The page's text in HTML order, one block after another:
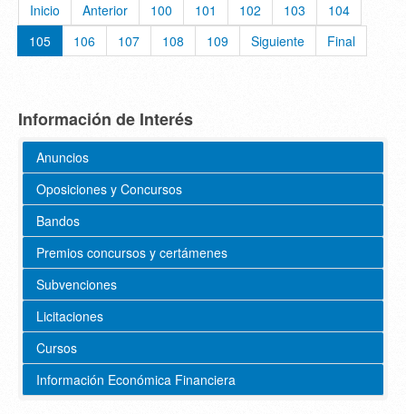
Inicio Anterior 100 101 102 103
104
105
106 107 108 109 Siguiente Final
Información de Interés
Anuncios
Oposiciones y Concursos
Bandos
Premios concursos y certámenes
Subvenciones
Licitaciones
Cursos
Información Económica Financiera